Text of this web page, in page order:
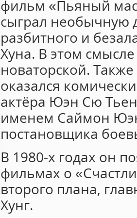
фильм «Пьяный
сыграл необычную
разбитного и
Хуна. В этом
новаторской.
оказался
актёра Юэн Сю
именем Саймон
постановщика
В 1980-х годах он
фильмах о
второго плана,
Хунг.